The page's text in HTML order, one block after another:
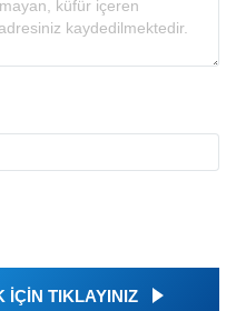
İÇİN TIKLAYINIZ